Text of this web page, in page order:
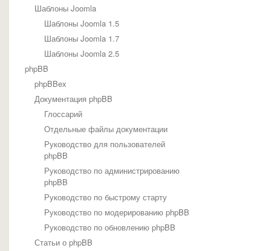
Шаблоны Joomla
Шаблоны Joomla 1.5
Шаблоны Joomla 1.7
Шаблоны Joomla 2.5
phpBB
phpBBex
Документация phpBB
Глоссарий
Отдельные файлы документации
Руководство для пользователей
phpBB
Руководство по администрированию
phpBB
Руководство по быстрому старту
Руководство по модерированию phpBB
Руководство по обновлению phpBB
Статьи о phpBB